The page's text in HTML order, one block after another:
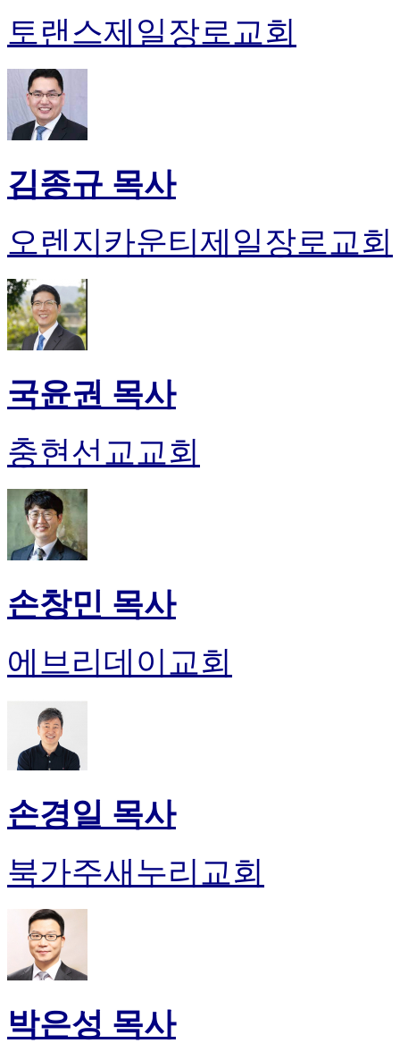
토랜스제일장로교회
김종규 목사
오렌지카운티제일장로교회
국윤권 목사
충현선교교회
손창민 목사
에브리데이교회
손경일 목사
북가주새누리교회
박은성 목사